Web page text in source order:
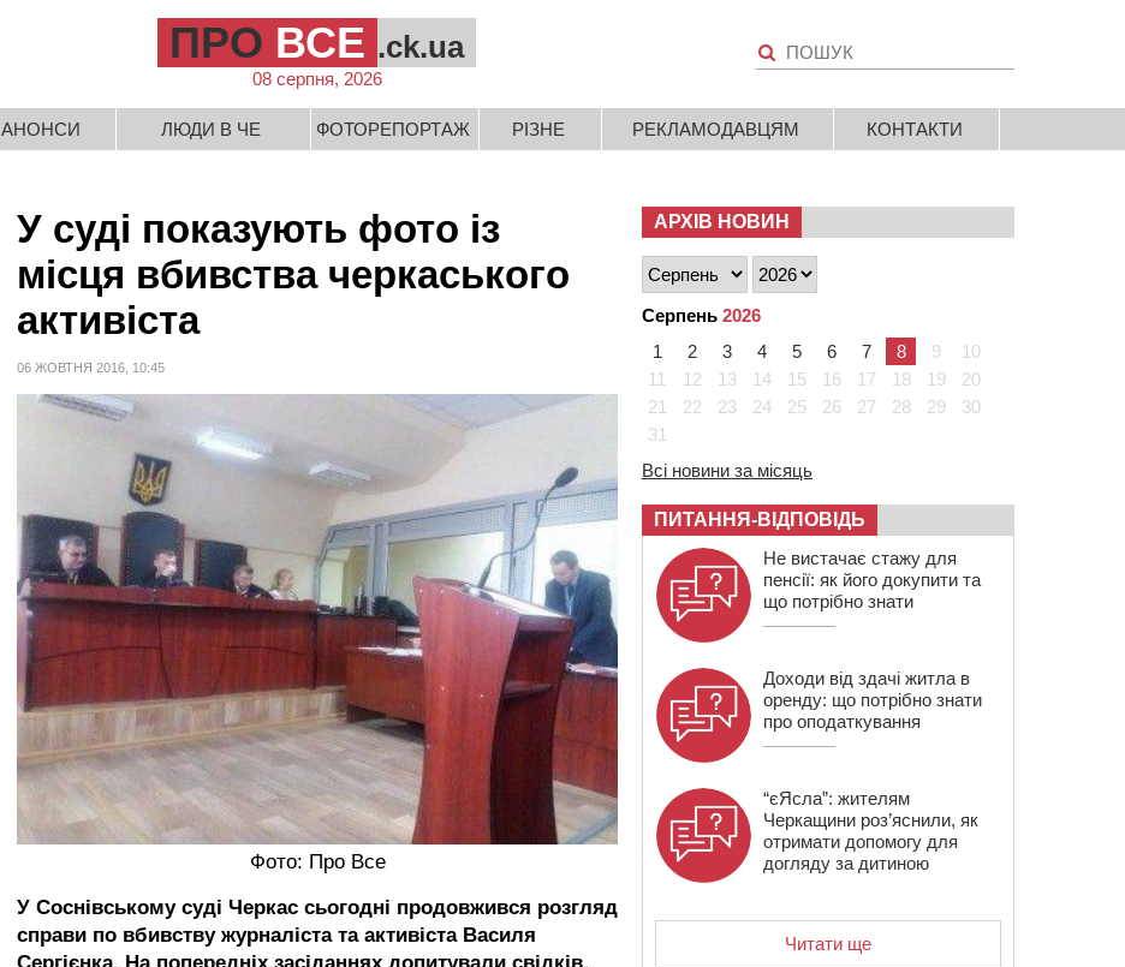
ПРО ВСЕ .ck.ua
08 серпня, 2026
АНОНСИ ЛЮДИ В ЧЕ ФОТОРЕПОРТАЖ РІЗНЕ РЕКЛАМОДАВЦЯМ КОНТАКТИ
У суді показують фото із
місця вбивства черкаського
активіста
06 ЖОВТНЯ 2016, 10:45
Фото: Про Все
У Соснівському суді Черкас сьогодні продовжився розгляд
справи по вбивству журналіста та активіста Василя
АРХІВ НОВИН
Серпень 2026
1
2 3 4 5 6 7 8 9
10
11
12 13 14 15 16 17 18 19
20
21
22 23 24 25 26 27 28 29
30
31
Всі новини за місяць
ПИТАННЯ-ВІДПОВІДЬ
Не вистачає стажу для
пенсії: як його докупити та
що потрібно знати
Доходи від здачі житла в
оренду: що потрібно знати
про оподаткування
“єЯсла”: жителям
Черкащини роз’яснили, як
отримати допомогу для
догляду за дитиною
Читати ще